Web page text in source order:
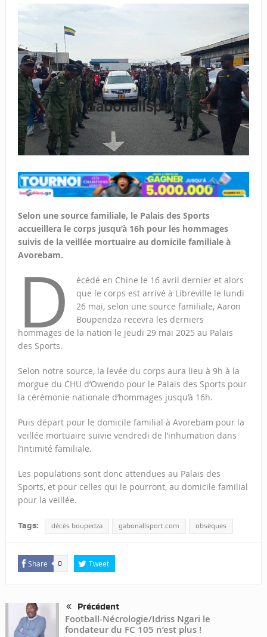
Selon une source familiale, le Palais des Sports
accueillera le corps jusqu’à 16h pour les hommages
suivis de la veillée mortuaire au domicile familiale à
Avorebam.
D
écédé en Chine le 16 avril dernier et alors
que le corps est arrivé à Libreville le lundi
26 mai, selon une source familiale, Aaron
Boupendza recevra les derniers
hommages de la nation le jeudi 29 mai 2025 au Palais
des Sports.
Selon notre source, la levée du corps aura lieu à 9h à la
morgue du CHU d’Owendo pour le Palais des Sports pour
la cérémonie nationale d’hommages jusqu’à 16h.
Puis départ pour le domicile familial à Avorebam pour la
veillée mortuaire suivie vendredi de l’inhumation dans
l’intimité familiale.
Les populations sont donc attendues au Palais des
Sports, et pour celles qui le pourront, au domicile familial
pour la veillée.
Tags: décès boupedza gabonallsport.com obsèques
Share 0 Tweet
Précédent
Football-Nécrologie/Idriss Ngari le
fondateur du FC 105 n’est plus !